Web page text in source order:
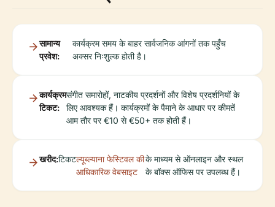
सामान्य
प्रवेश:
कार्यक्रम समय के बाहर सार्वजनिक आंगनों तक पहुँच
अक्सर निःशुल्क होती है।
कार्यक्रम
टिकट:
संगीत समारोहों, नाटकीय प्रदर्शनों और विशेष प्रदर्शनियों के
लिए आवश्यक हैं। कार्यक्रमों के पैमाने के आधार पर कीमतें
आम तौर पर €10 से €50+ तक होती हैं।
खरीद:टिकटल्यूब्ल्याना फेस्टिवल की
आधिकारिक वेबसाइट
के माध्यम से ऑनलाइन और स्थल
के बॉक्स ऑफिस पर उपलब्ध हैं।